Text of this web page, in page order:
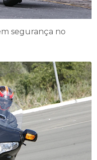
segurança no